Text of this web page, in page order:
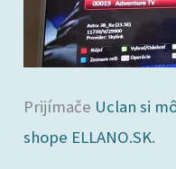
Prijímače Uclan si
shope ELLANO.SK.